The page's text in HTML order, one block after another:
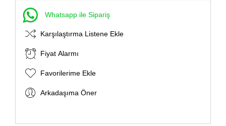
Whatsapp ile Sipariş
Karşılaştırma Listene Ekle
Fiyat Alarmı
Favorilerime Ekle
Arkadaşıma Öner